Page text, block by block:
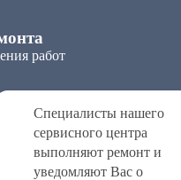
работ
Специалисты нашего
сервисного центра
выполняют ремонт и
уведомляют Вас о